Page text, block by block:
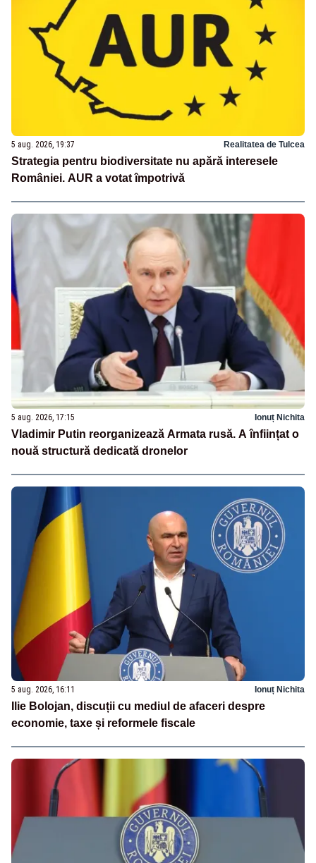
5 aug. 2026, 19:37 Realitatea de Tulcea
Strategia pentru biodiversitate nu apără interesele
României. AUR a votat împotrivă
5 aug. 2026, 17:15 Ionuț Nichita
Vladimir Putin reorganizează Armata rusă. A înființat o
nouă structură dedicată dronelor
5 aug. 2026, 16:11 Ionuț Nichita
Ilie Bolojan, discuții cu mediul de afaceri despre
economie, taxe și reformele fiscale